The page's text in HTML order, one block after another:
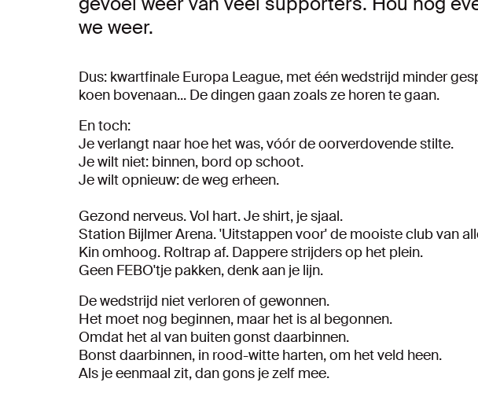
we weer.
Dus: kwartfinale Europa League, met één wedstrijd minder
koen bovenaan... De dingen gaan zoals ze horen te gaan.
En toch:
Je verlangt naar hoe het was, vóór de oorverdovende stilte.
Je wilt niet: binnen, bord op schoot.
Je wilt opnieuw: de weg erheen.
Gezond nerveus. Vol hart. Je shirt, je sjaal.
Station Bijlmer Arena. 'Uitstappen voor' de mooiste club van
Kin omhoog. Roltrap af. Dappere strijders op het plein.
Geen FEBO'tje pakken, denk aan je lijn.
De wedstrijd niet verloren of gewonnen.
Het moet nog beginnen, maar het is al begonnen.
Omdat het al van buiten gonst daarbinnen.
Bonst daarbinnen, in rood-witte harten, om het veld heen.
Als je eenmaal zit, dan gons je zelf mee.